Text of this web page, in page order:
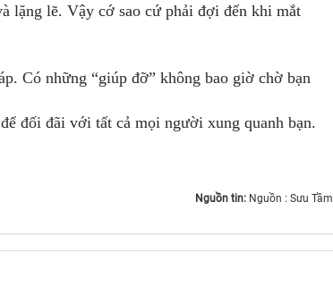
lặng lẽ. Vậy cớ sao cứ phải đợi đến khi mắt
Có những “giúp đỡ” không bao giờ chờ bạn
đối đãi với tất cả mọi người xung quanh bạn.
Nguồn tin: Nguồn : Sưu Tầm